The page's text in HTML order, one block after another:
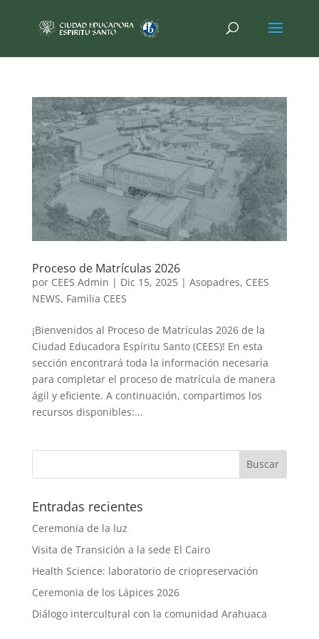
Proceso de Matrículas 2026
por CEES Admin | Dic 15, 2025| Asopadres, CEES
NEWS, Familia CEES
¡Bienvenidos al Proceso de Matrículas 2026 de la
Ciudad Educadora Espíritu Santo (CEES)! En esta
sección encontrará toda la información necesaria
para completar el proceso de matrícula de manera
ágil y eficiente. A continuación, compartimos los
recursos disponibles:...
Entradas recientes
Ceremonia de la luz
Visita de Transición a la sede El Cairo
Health Science: laboratorio de criopreservación
Ceremonia de los Lápices 2026
Diálogo intercultural con la comunidad Arahuaca